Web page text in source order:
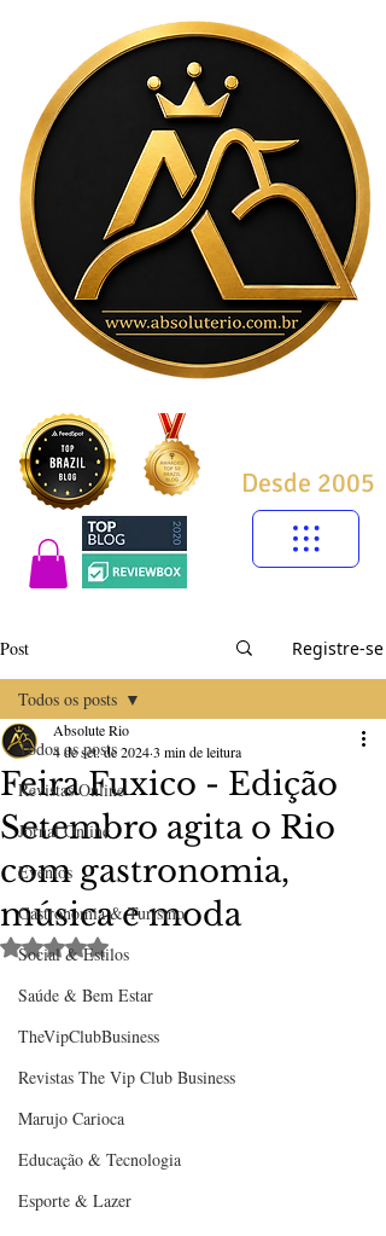
Desde 2005
Post Registre-se
Todos os posts
Revistas Online
Jornal Online
Eventos
Gastronomia & Turismo
Social & Estilos
Saúde & Bem Estar
TheVipClubBusiness
Revistas The Vip Club Business
Marujo Carioca
Educação & Tecnologia
Esporte & Lazer
Todos os posts
Feira Fuxico - Edição
Setembro agita o Rio
com gastronomia,
música e moda
Absolute Rio
4 de set. de 20243 min de leitura
Avaliado com NaN de 5 estrelas.